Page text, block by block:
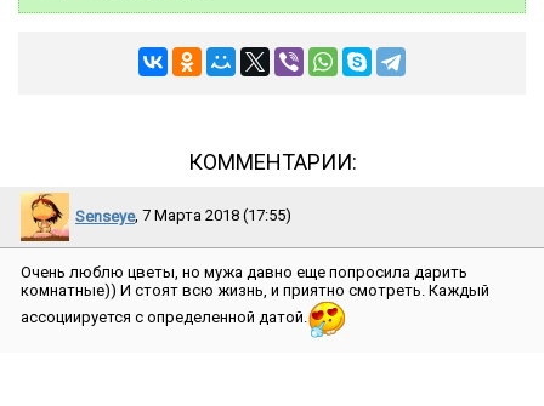
КОММЕНТАРИИ:
Senseye, 7 Марта 2018 (17:55)
Очень люблю цветы, но мужа давно еще попросила дарить
комнатные)) И стоят всю жизнь, и приятно смотреть. Каждый
ассоциируется с определенной датой.